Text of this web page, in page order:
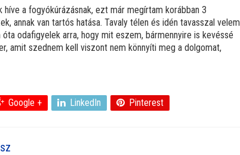
a fogyókúrázásnak, ezt már megírtam korábban 3
annak van tartós hatása. Tavaly télen és idén tavasszal velem
odafigyelek arra, hogy mit eszem, bármennyire is kevéssé
amit szednem kell viszont nem könnyíti meg a dolgomat,
Google + LinkedIn Pinterest